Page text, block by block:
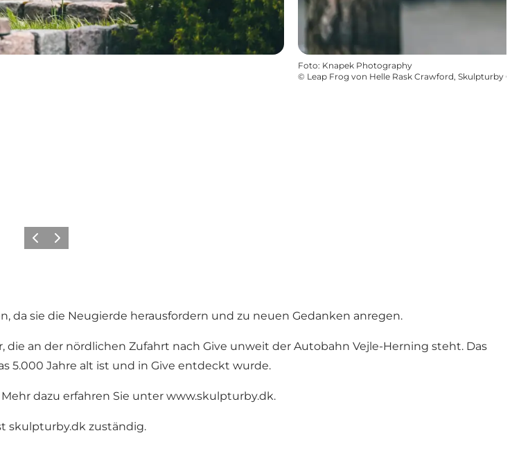
Foto: Knapek Photography
© Leap Frog von Helle Rask Crawford, Skulpturby
ZurückWeiter
da sie die Neugierde herausfordern und zu neuen Gedanken anregen.
die an der nördlichen Zufahrt nach Give unweit der Autobahn Vejle-Herning steht. Das
5.000 Jahre alt ist und in Give entdeckt wurde.
dazu erfahren Sie unter www.skulpturby.dk.
skulpturby.dk zuständig.